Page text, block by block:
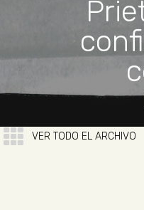
VER TODO EL ARCHIVO